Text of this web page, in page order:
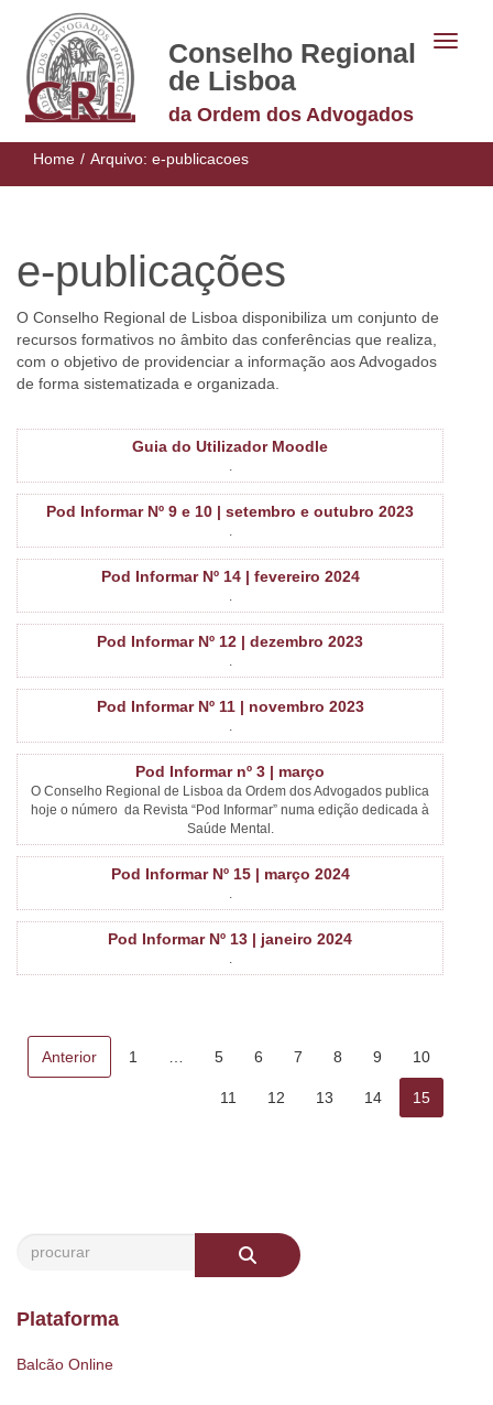
Conselho Regional
de Lisboa
da Ordem dos Advogados
Home / Arquivo: e-publicacoes
e-publicações
O Conselho Regional de Lisboa disponibiliza um conjunto de
recursos formativos no âmbito das conferências que realiza,
com o objetivo de providenciar a informação aos Advogados
de forma sistematizada e organizada.
Guia do Utilizador Moodle
.
Pod Informar Nº 9 e 10 | setembro e outubro 2023
.
Pod Informar Nº 14 | fevereiro 2024
.
Pod Informar Nº 12 | dezembro 2023
.
Pod Informar Nº 11 | novembro 2023
.
Pod Informar nº 3 | março
O Conselho Regional de Lisboa da Ordem dos Advogados publica
hoje o número da Revista “Pod Informar” numa edição dedicada à
Saúde Mental.
Pod Informar Nº 15 | março 2024
.
Pod Informar Nº 13 | janeiro 2024
.
Anterior 1 5 6 7 8 9 10
11 12 13 14 15
Plataforma
Balcão Online